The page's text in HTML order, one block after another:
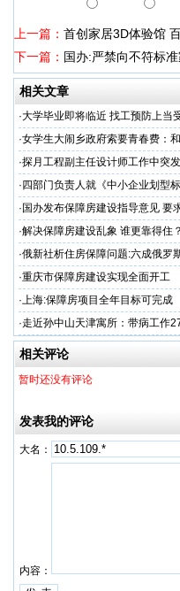
上一篇： 首创家居3D体验馆
下一篇： 国办:严禁向不符标
相关文章
·大学毕业即将临近 找工预防上当
·女学生大闹乡政府索要青春费：
·探月工程副主任设计师工作中突
· 四部门负责人就《中小企业划型
· 国办发布保障房建设指导意见 要
·解决保障房建设乱象 谁更靠得住？
·俄新社析住房保障问题:六成俄罗
·重庆市保障房建设实现全面开工
·上海:保障房项目全年目标可完成
·走近孙中山天津寓所：带病工作
相关评论
暂时还没有评论
发表我的评论
大名：
内容：